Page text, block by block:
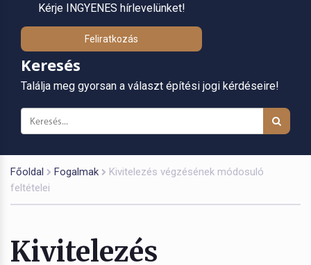
Kérje INGYENES hírlevelünket!
Feliratkozás
Keresés
Találja meg gyorsan a választ építési jogi kérdéseire!
Főoldal Fogalmak
Kivitelezés végzésének módosuló
feltételei
Kivitelezés